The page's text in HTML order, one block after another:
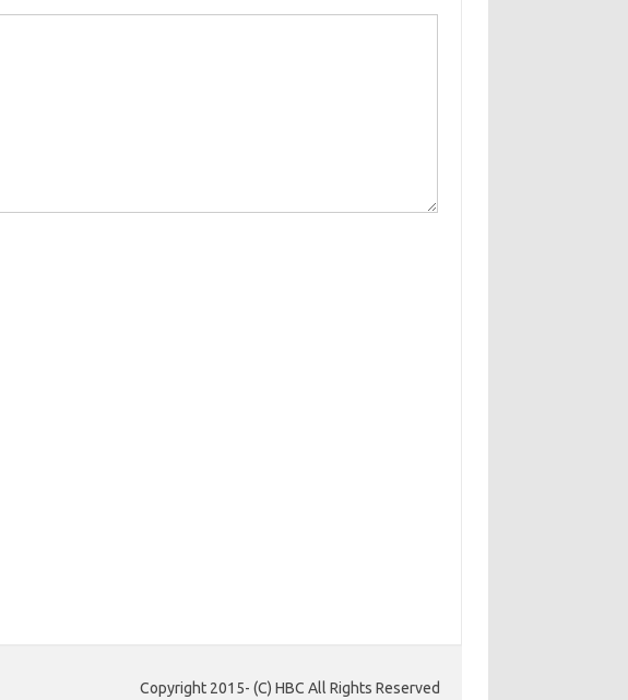
Copyright 2015- (C) HBC All Rights Reserved